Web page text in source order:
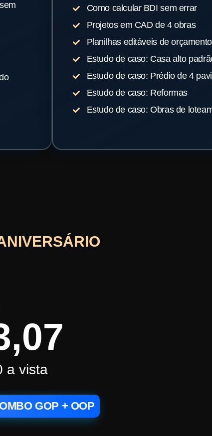
Como calcular BDI sem errar
Projetos em CAD de 4 obras
Planilhas editáveis de
Estudo de caso: Casa alto
Estudo de caso: Prédio de 4
Estudo de caso: Reformas
Estudo de caso: Obras de
a vista
GOP + OOP